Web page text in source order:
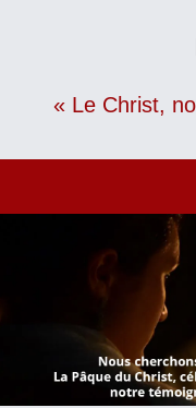
« Le Christ,